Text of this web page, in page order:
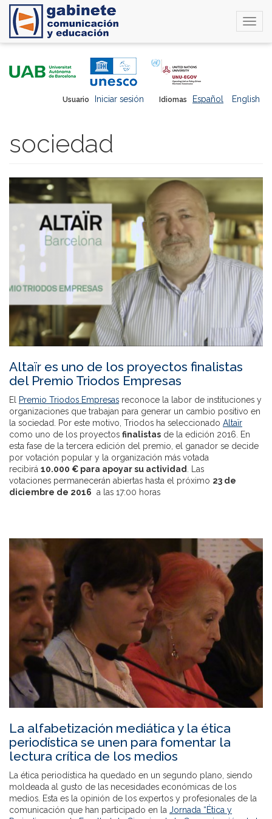
Idiomas Español English
Usuario Iniciar sesión
sociedad
Altaïr es uno de los proyectos finalistas
del Premio Triodos Empresas
El Premio Triodos Empresas reconoce la labor de instituciones y
organizaciones que trabajan para generar un cambio positivo en
la sociedad. Por este motivo, Triodos ha seleccionado Altaïr
como uno de los proyectos finalistas de la edición 2016. En
esta fase de la tercera edición del premio, el ganador se decide
por votación popular y la organización más votada
recibirá 10.000 € para apoyar su actividad. Las
votaciones permanecerán abiertas hasta el próximo 23 de
diciembre de 2016 a las 17:00 horas
La alfabetización mediática y la ética
periodística se unen para fomentar la
lectura crítica de los medios
La ética periodística ha quedado en un segundo plano, siendo
moldeada al gusto de las necesidades económicas de los
medios. Esta es la opinión de los expertos y profesionales de la
comunicación que han participado en la Jornada “Ética y